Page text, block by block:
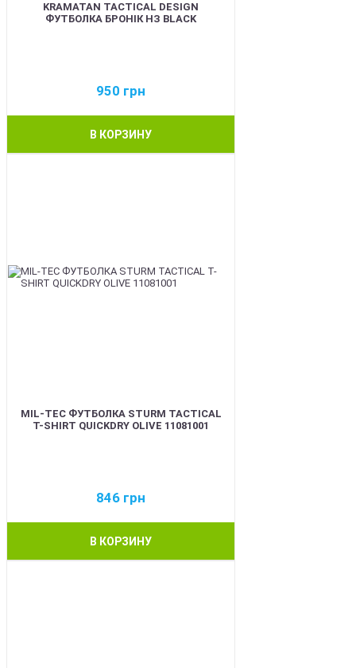
KRAMATAN TACTICAL DESIGN
ФУТБОЛКА БРОНІК НЗ BLACK
950 грн
В КОРЗИНУ
MIL-TEC ФУТБОЛКА STURM TACTICAL
T-SHIRT QUICKDRY OLIVE 11081001
846 грн
В КОРЗИНУ